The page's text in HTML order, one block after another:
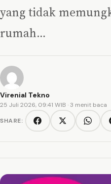
yang tidak
rumah…
Virenial Tekno
25 Juli 2026, 09:41 WIB · 3 menit baca
SHARE:
FacebookTwitter/X